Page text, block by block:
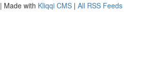
| Made with Kliqqi CMS | All RSS Feeds